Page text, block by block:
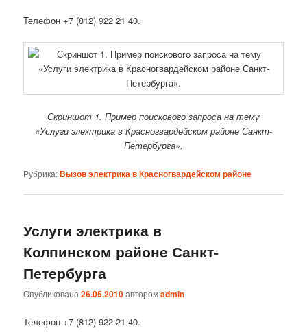
Телефон +7 (812) 922 21 40.
Скриншот 1. Пример поискового запроса на тему
«Услуги электрика в Красногвардейском районе Санкт-
Петербурга».
Рубрика:Вызов электрика в Красногвардейском районе
Услуги электрика в
Колпинском районе Санкт-
Петербурга
Опубликовано26.05.2010авторомadmin
Телефон +7 (812) 922 21 40.